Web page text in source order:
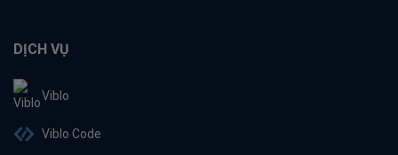
DỊCH VỤ
Viblo
Viblo Code